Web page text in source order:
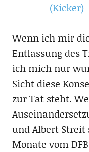
(Kicker)
Wenn ich mir
Entlassung des
ich mich nur
Sicht diese
zur Tat steht.
und Albert
Monate vom